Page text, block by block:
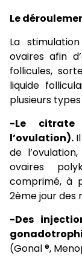
Le
La
ovaires afin
follicules,
liquide
plusieurs
-Le citrate
l’ovulation).
de
ovaires
comprimé, à
2ème jour des
-Des
(Gonal ®,